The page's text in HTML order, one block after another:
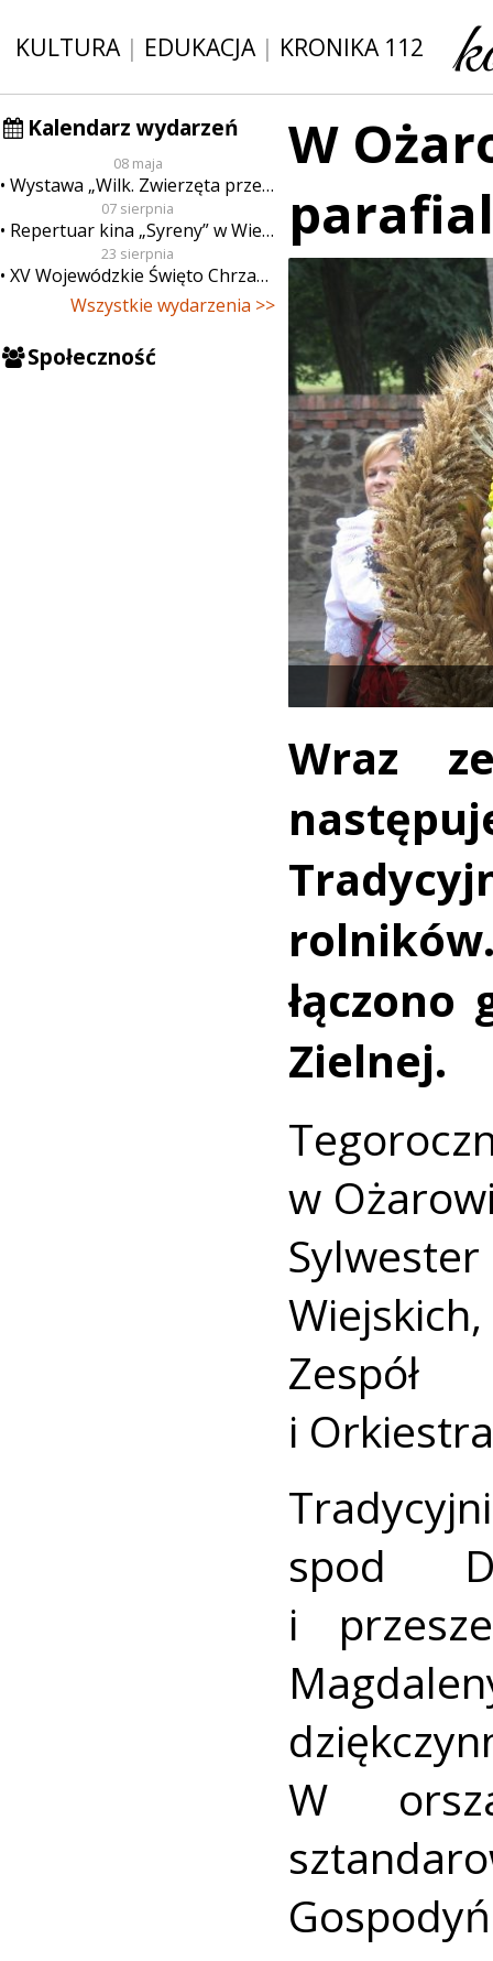
KULTURA| EDUKACJA| KRONIKA 112
Kalendarz wydarzeń
08 maja
Wystawa „Wilk. Zwierzęta przeklęte”
07 sierpnia
Repertuar kina „Syreny” w Wieluniu w dn. od 7 do 13 sierpnia
23 sierpnia
XV Wojewódzkie Święto Chrzanu
Wszystkie wydarzenia >>
Społeczność
W
Wraz
Zielnej.
w
i
spod
i
W